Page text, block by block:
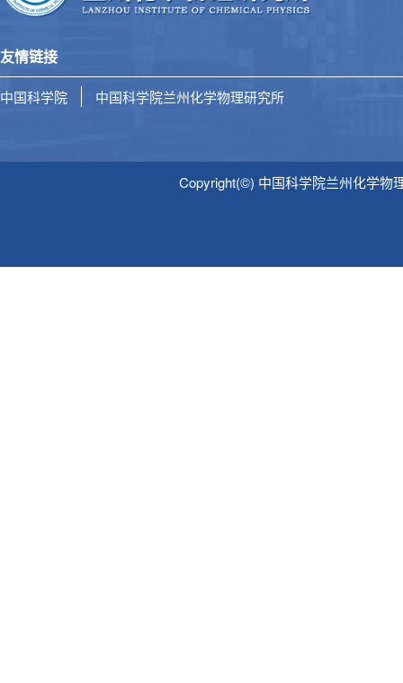
友情链接
中国科学院 中国科学院兰州化学物理研究所
Copyright(©) 中国科学院兰州化学物